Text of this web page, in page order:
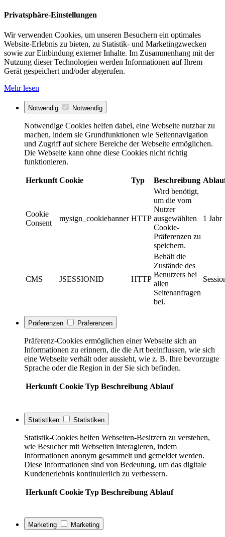
Privatsphäre-Einstellungen
Wir verwenden Cookies, um unseren Besuchern ein optimales
Website-Erlebnis zu bieten, zu Statistik- und Marketingzwecken
sowie zur Einbindung externer Inhalte. Im Zusammenhang mit der
Nutzung dieser Technologien werden Informationen auf Ihrem
Gerät gespeichert und/oder abgerufen.
Mehr lesen
Notwendig Notwendig
Notwendige Cookies helfen dabei, eine Webseite nutzbar zu
machen, indem sie Grundfunktionen wie Seitennavigation
und Zugriff auf sichere Bereiche der Webseite ermöglichen.
Die Webseite kann ohne diese Cookies nicht richtig
funktionieren.
Herkunft Cookie Typ Beschreibung
Cookie
Consent
mysign_cookiebanner HTTP
Wird benötigt,
um die vom
Nutzer
ausgewählten
Cookie-
Präferenzen zu
speichern.
1 Jahr
CMS JSESSIONID HTTP
Behält die
Zustände des
Benutzers bei
allen
Seitenanfragen
bei.
Präferenzen Präferenzen
Präferenz-Cookies ermöglichen einer Webseite sich an
Informationen zu erinnern, die die Art beeinflussen, wie sich
eine Webseite verhält oder aussieht, wie z. B. Ihre bevorzugte
Sprache oder die Region in der Sie sich befinden.
Herkunft Cookie Typ Beschreibung Ablauf
Statistiken Statistiken
Statistik-Cookies helfen Webseiten-Besitzern zu verstehen,
wie Besucher mit Webseiten interagieren, indem
Informationen anonym gesammelt und gemeldet werden.
Diese Informationen sind von Bedeutung, um das digitale
Kundenerlebnis kontinuierlich zu verbessern.
Herkunft Cookie Typ Beschreibung Ablauf
Marketing Marketing